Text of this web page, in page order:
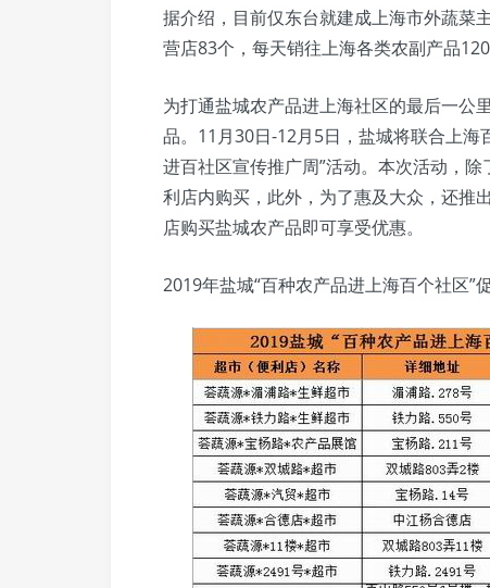
据介绍，目前仅东台就建成上海市外蔬菜
营店83个，每天销往上海各类农副产品
为打通盐城农产品进上海社区的最后一公
品。11月30日-12月5日，盐城将联合上海
进百社区宣传推广周”活动。本次活动，
利店内购买，此外，为了惠及大众，还推
店购买盐城农产品即可享受优惠。
2019年盐城“百种农产品进上海百个社区”